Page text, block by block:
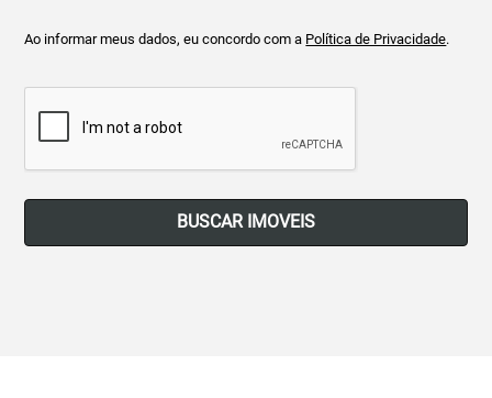
Ao informar meus dados, eu concordo com a Política de Privacidade.
BUSCAR IMOVEIS